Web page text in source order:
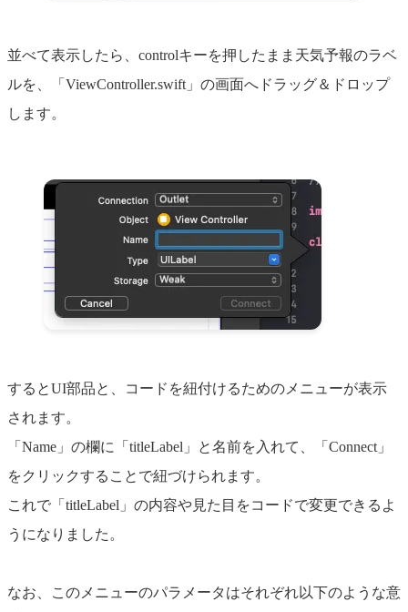
並べて表示したら、controlキーを押したまま天気予報のラベ
ルを、「ViewController.swift」の画面へドラッグ＆ドロップ
します。
するとUI部品と、コードを紐付けるためのメニューが表示
されます。
「Name」の欄に「titleLabel」と名前を入れて、「Connect」
をクリックすることで紐づけられます。
これで「titleLabel」の内容や見た目をコードで変更できるよ
うになりました。
なお、このメニューのパラメータはそれぞれ以下のような意